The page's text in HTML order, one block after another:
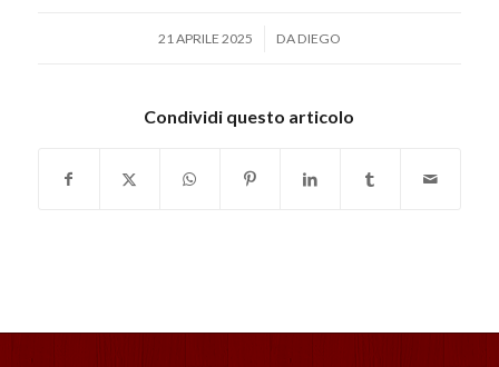
21 APRILE 2025
/ DA DIEGO
Condividi questo articolo